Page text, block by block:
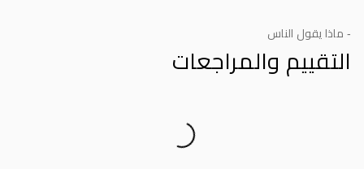
- ماذا يقول الناس
التقييم والمراجعات